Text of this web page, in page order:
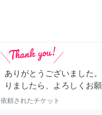
ありがとうございました
りましたら、よろしくお願
依頼されたチケット